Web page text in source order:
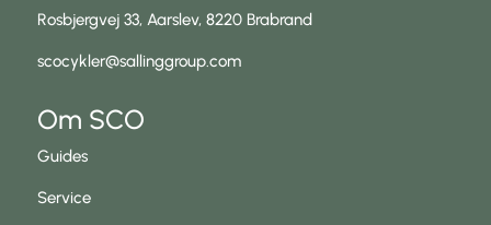
Rosbjergvej 33, Aarslev, 8220 Brabrand
scocykler@sallinggroup.com
Om SCO
Guides
Service